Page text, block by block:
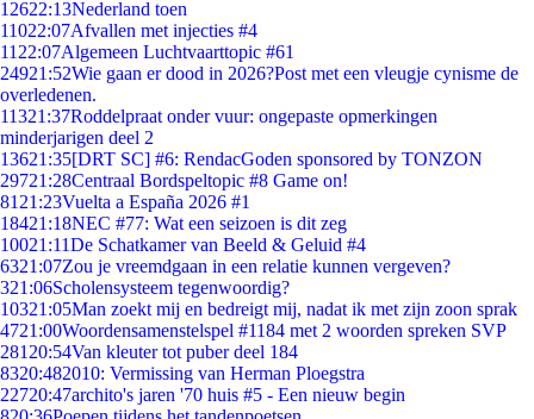
12622:13Nederland toen
11022:07Afvallen met injecties #4
11 22:07Algemeen Luchtvaarttopic #61
24921:52Wie gaan er dood in 2026?Post met een vleugje cynisme de
overledenen.
11321:37Roddelpraat onder vuur: ongepaste opmerkingen
minderjarigen deel 2
13621:35[DRT SC] #6: RendacGoden sponsored by TONZON
29721:28Centraal Bordspeltopic #8 Game on!
81 21:23Vuelta a España 2026 #1
18421:18NEC #77: Wat een seizoen is dit zeg
10021:11De Schatkamer van Beeld & Geluid #4
6321:07Zou je vreemdgaan in een relatie kunnen vergeven?
321:06Scholensysteem tegenwoordig?
10321:05Man zoekt mij en bedreigt mij, nadat ik met zijn zoon sprak
4721:00Woordensamenstelspel #1184 met 2 woorden spreken SVP
281 20:54Van kleuter tot puber deel 184
8320:482010: Vermissing van Herman Ploegstra
22720:47archito's jaren '70 huis #5 - Een nieuw begin